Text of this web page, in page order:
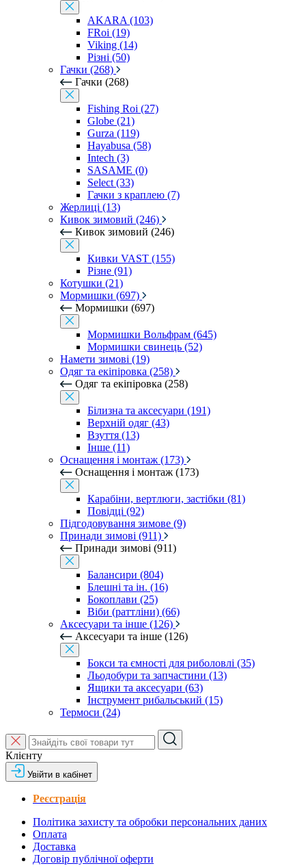
AKARA (103)
FRoi (19)
Viking (14)
Різні (50)
Гачки (268)
Гачки (268)
Fishing Roi (27)
Globe (21)
Gurza (119)
Hayabusa (58)
Intech (3)
SASAME (0)
Select (33)
Гачки з краплею (7)
Жерлиці (13)
Кивок зимовий (246)
Кивок зимовий (246)
Кивки VAST (155)
Різне (91)
Котушки (21)
Мормишки (697)
Мормишки (697)
Мормишки Вольфрам (645)
Мормишки свинець (52)
Намети зимові (19)
Одяг та екіпіровка (258)
Одяг та екіпіровка (258)
Білизна та аксесуари (191)
Верхній одяг (43)
Взуття (13)
Інше (11)
Оснащення і монтаж (173)
Оснащення і монтаж (173)
Карабіни, вертлюги, застібки (81)
Повідці (92)
Підгодовування зимове (9)
Принади зимові (911)
Принади зимові (911)
Балансири (804)
Блешні та ін. (16)
Бокоплави (25)
Віби (раттліни) (66)
Аксесуари та інше (126)
Аксесуари та інше (126)
Бокси та ємності для риболовлі (35)
Льодобури та запчастини (13)
Ящики та аксесуари (63)
Інструмент рибальський (15)
Термоси (24)
Клієнту
Увійти в кабінет
Реєстрація
Політика захисту та обробки персональних даних
Оплата
Доставка
Договір публічної оферти